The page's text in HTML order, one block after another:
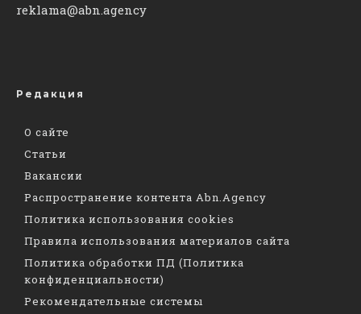
reklama@abn.agency
Редакция
О сайте
Статьи
Вакансии
Распространение контента Abn.Agency
Политика использования cookies
Правила использования материалов сайта
Политика обработки ПД (Политика
конфиденциальности)
Рекомендательные системы